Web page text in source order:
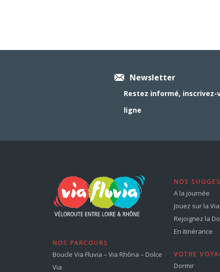
Newsletter
Restez informé,
ligne
NOS PARCOURS
Boucle Via Fluvia – Via Rhôna – Dolce
Via
NOS
A la journée
Jouez sur la
Rejoignez la
En itinérance
VOTRE
Dormir